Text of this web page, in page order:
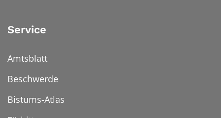
Service
Amtsblatt
Beschwerde
Bistums-Atlas